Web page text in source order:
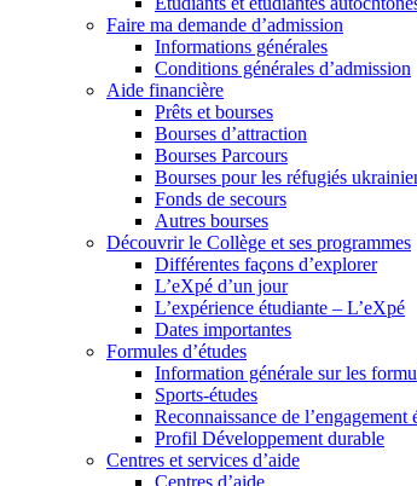
Faire ma demande d’admission
Informations générales
Conditions générales d’admission
Aide financière
Prêts et bourses
Bourses d’attraction
Bourses Parcours
Bourses pour les réfugiés
Fonds de secours
Autres bourses
Découvrir le Collège et ses programmes
Différentes façons d’explorer
L’eXpé d’un jour
L’expérience étudiante – L’eXpé
Dates importantes
Formules d’études
Information générale sur les
Sports-études
Reconnaissance de l’engagement
Profil Développement durable
Centres et services d’aide
Centres d’aide